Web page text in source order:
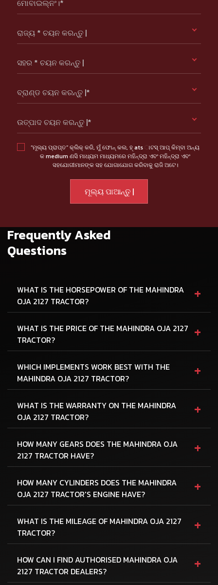
ମୋବାଇଲ୍ନଂ।*
ରାଜ୍ୟ * ଚୟନ କରନ୍ତୁ |
ସହର * ଚୟନ କରନ୍ତୁ |
ବ୍ରାଣ୍ଡ ଚୟନ କରନ୍ତୁ |*
ଉତ୍ପାଦ ଚୟନ କରନ୍ତୁ |*
“ମୂଲ୍ୟ ପ୍ରାପ୍ତ” କ୍ଲିକ୍ କରି, ମୁଁ ଫୋନ୍ କଲ, ହ୍ ats ାଟସ୍ ଆପ୍ କିମ୍ବା ଅନ୍ୟ
କ medium ଣସି ମାଧ୍ୟମ ମାଧ୍ୟମରେ ମହିନ୍ଦ୍ରା ଏବଂ ମହିନ୍ଦ୍ରା ଏବଂ
ସହଯୋଗୀମାନଙ୍କ ସହ ଯୋଗାଯୋଗ କରିବାକୁ ରାଜି ଅଟେ।
Frequently Asked
Questions
WHAT IS THE HORSEPOWER OF THE MAHINDRA
OJA 2127 TRACTOR?
+
WHAT IS THE PRICE OF THE MAHINDRA OJA 2127
TRACTOR?
+
WHICH IMPLEMENTS WORK BEST WITH THE
MAHINDRA OJA 2127 TRACTOR?
+
WHAT IS THE WARRANTY ON THE MAHINDRA
OJA 2127 TRACTOR?
+
HOW MANY GEARS DOES THE MAHINDRA OJA
2127 TRACTOR HAVE?
+
HOW MANY CYLINDERS DOES THE MAHINDRA
OJA 2127 TRACTOR'S ENGINE HAVE?
+
WHAT IS THE MILEAGE OF MAHINDRA OJA 2127
TRACTOR?
+
HOW CAN I FIND AUTHORISED MAHINDRA OJA
2127 TRACTOR DEALERS?
+